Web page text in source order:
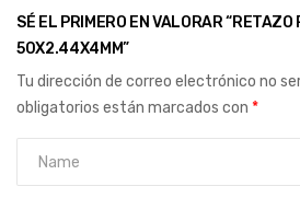
SÉ EL PRIMERO EN VALORAR “RETAZO
50X2.44X4MM”
Tu dirección de correo electrónico no
obligatorios están marcados con *